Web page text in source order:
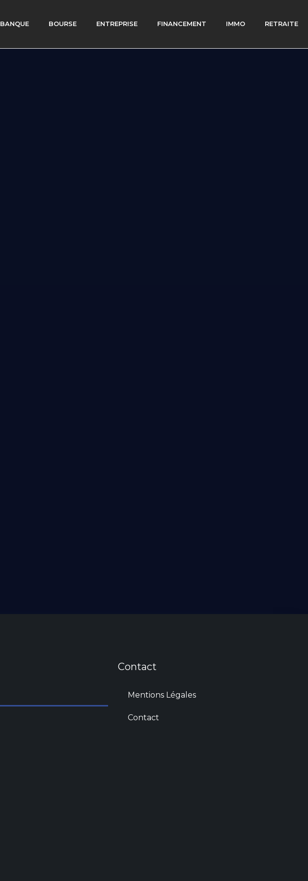
BANQUE BOURSE ENTREPRISE FINANCEMENT IMMO RETRAITE
Contact
Mentions Légales
Contact